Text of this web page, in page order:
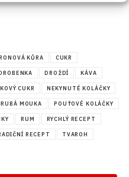
KŮRA CUKR
DROŽDÍ KÁVA
CUKR NEKYNUTÉ KOLÁČKY
MOUKA POUŤOVÉ KOLÁČKY
RUM RYCHLÝ RECEPT
RECEPT TVAROH